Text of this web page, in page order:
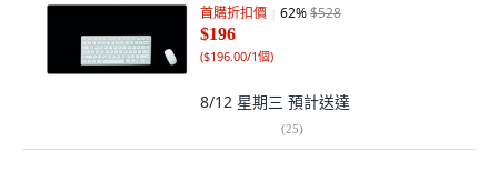
首購折扣價 62%$528
$196
($196.00/1個)
8/12 星期三 預計送達
(25)